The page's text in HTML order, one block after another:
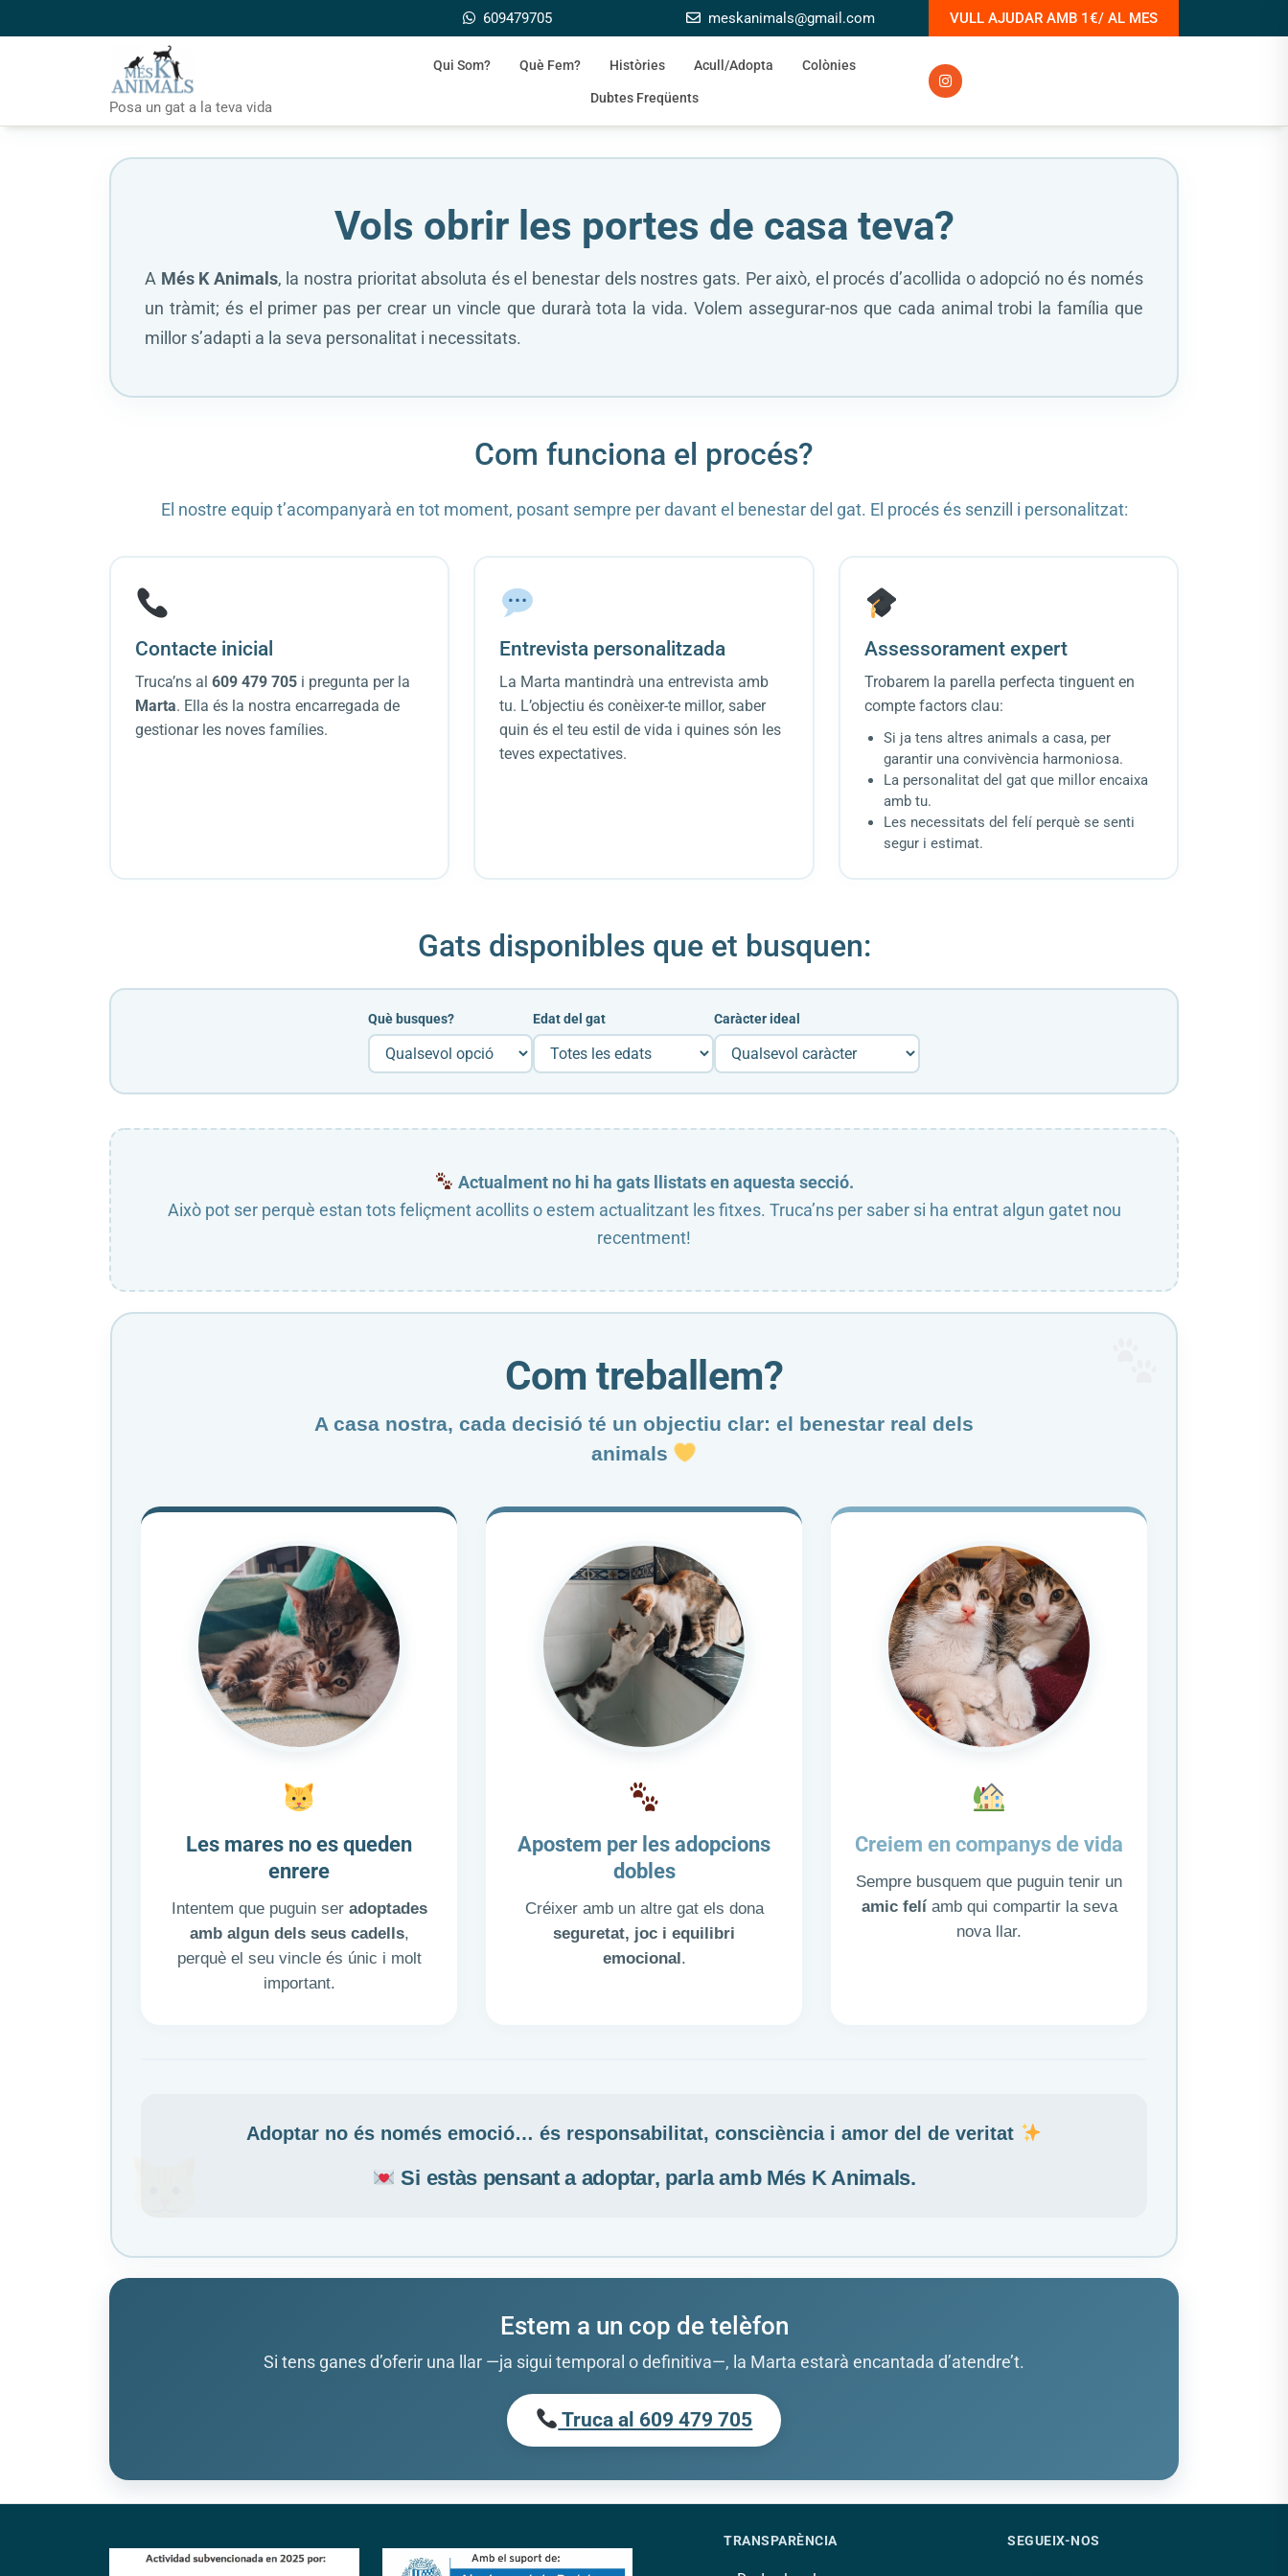
to
609479705 meskanimals@gmail.com VULL AJUDAR AMB 1€/ AL MES
Posa un gat a la teva vida
Qui Som? Què Fem? Històries Acull/Adopta Colònies
Dubtes Freqüents
Vols obrir les portes de casa teva?
A Més K Animals, la nostra prioritat absoluta és el benestar dels nostres gats. Per això, el procés d’acollida o adopció no és només
un tràmit; és el primer pas per crear un vincle que durarà tota la vida. Volem assegurar-nos que cada animal trobi la família que
millor s’adapti a la seva personalitat i necessitats.
Com funciona el procés?
El nostre equip t’acompanyarà en tot moment, posant sempre per davant el benestar del gat. El procés és senzill i personalitzat:
Contacte inicial
Truca’ns al 609 479 705 i pregunta per la
Marta. Ella és la nostra encarregada de
gestionar les noves famílies.
Entrevista personalitzada
La Marta mantindrà una entrevista amb
tu. L’objectiu és conèixer-te millor, saber
quin és el teu estil de vida i quines són les
teves expectatives.
Assessorament expert
Trobarem la parella perfecta tinguent en
compte factors clau:
Si ja tens altres animals a casa, per
garantir una convivència harmoniosa.
La personalitat del gat que millor encaixa
amb tu.
Les necessitats del felí perquè se senti
segur i estimat.
Gats disponibles que et busquen:
Què busques? Edat del gat Caràcter ideal
Actualment no hi ha gats llistats en aquesta secció.
Això pot ser perquè estan tots feliçment acollits o estem actualitzant les fitxes. Truca’ns per saber si ha entrat algun gatet nou
recentment!
Com treballem?
A casa nostra, cada decisió té un objectiu clar: el benestar real dels
animals
Les mares no es queden
enrere
Intentem que puguin ser adoptades
amb algun dels seus cadells,
perquè el seu vincle és únic i molt
important.
Apostem per les adopcions
dobles
Créixer amb un altre gat els dona
seguretat, joc i equilibri
emocional.
Creiem en companys de vida
Sempre busquem que puguin tenir un
amic felíamb qui compartir la seva
nova llar.
Adoptar no és només emoció… és responsabilitat, consciència i amor del de veritat
Si estàs pensant a adoptar, parla amb Més K Animals.
Estem a un cop de telèfon
Si tens ganes d’oferir una llar —ja sigui temporal o definitiva—, la Marta estarà encantada d’atendre’t.
Truca al 609 479 705
TRANSPARÈNCIA SEGUEIX-NOS